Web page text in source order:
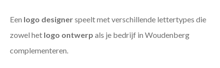
Een logo designerspeelt met verschillende lettertypes die
zowel het logo ontwerp als je bedrijf in Woudenberg
complementeren.